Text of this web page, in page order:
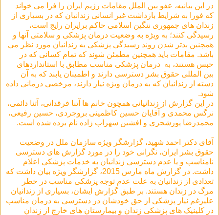
در این بیانیه، عفو بین الملل مقامات رژیم ایران را فرا می خواند
که فورا به شرایط بازداشت غیر انسانی زندانیان که در بسیاری از
زندان های جمهوری ننگین اسلامی حاکم برایران رایج است،
رسیدگی کنند؛ به ویژه به وضعیت درمان پزشکی و سلامتی آنها و
همچنین بدتر شدن روند رسیدگی پزشکی به زندانیان مورد نظر می
باشد. مقامات باید همچنین مطمئن شوند که تمام کسانی که در
حبس هستند، به درمان پزشکی مناسب مطابق با استانداردهای
بین المللی حقوق بشر دسترسی دارند و اطمینان یابند که به آن
دسته از زندانیان که به درمان ویژه نیاز دارند، مرخصی درمانی داده
شود.
در این گزارش از زندانیانی همچون خانم ها آتنا فرقدانی، آتنا دائمی،
نرگس محمدی و آقایان حسین کاظمینی بروجردی، حسین رفیعی،
محمدرضا پورشجری و افشین سهراب زاده نام برده شده است.
آقای دکتر احمد شهید، گزارشگر ویژه سازمان ملل در وضعیت
حقوق بشر ایران، نگرانی خود را در مورد گزارش های دسترسی
نامناسب و یا عدم دسترسی زندانیان به خدمات پزشکی اعلام
داشت. در گزارش ماه مارس 2015، گزارشگر ویژه بیان داشت که
تعدادی از زندانیان به علت عدم توجه پزشکی مناسب در خطر
مرگ در زندان هستند. بر طبق گزارش ایشان، بسیاری از زندانیان
علیرغم نیاز پزشکی از حق خودشان در دسترسی به درمان مناسب
در کلینیک های پزشکی زندان و بیمارستان های خارج از زندان